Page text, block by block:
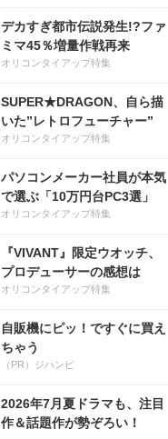
デカすぎ都市伝説発生!?ファ
ミマ45％増量作戦再来
オリコンタイアップ特集
SUPER★DRAGON、自ら描
いた”レトロフューチャー”
オリコンタイアップ特集
パソコンメーカー社員が本気
で選ぶ「10万円台PC3選」
オリコンタイアップ特集
『VIVANT』限定ウオッチ、
プロデューサーの感想は
オリコンタイアップ特集
自販機にピッ！ですぐに買え
ちゃう
（PR）ジハンピ
2026年7月夏ドラマも、注目
作＆話題作が勢ぞろい！